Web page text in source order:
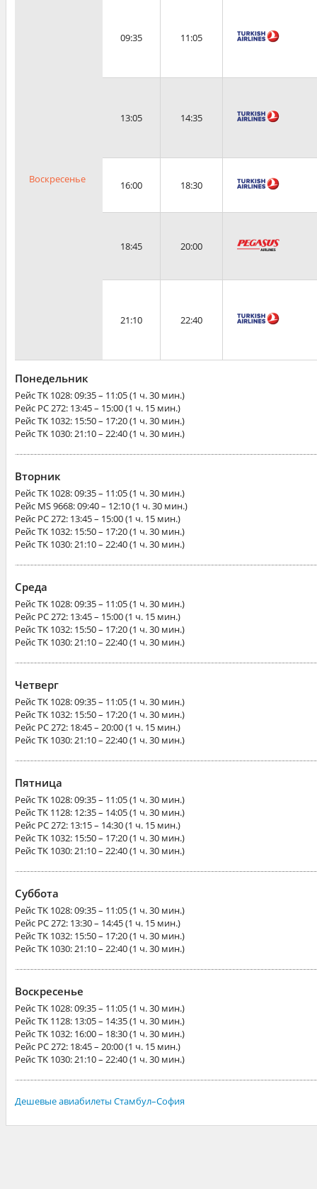
Воскресенье
09:35 11:05
13:05 14:35
16:00 18:30
18:45 20:00
21:10 22:40
Понедельник
РейсTK 1028: 09:35 – 11:05 (1 ч. 30 мин.)
Рейс PC 272: 13:45 – 15:00 (1 ч. 15 мин.)
РейсTK 1032: 15:50 – 17:20 (1 ч. 30 мин.)
РейсTK 1030: 21:10 – 22:40 (1 ч. 30 мин.)
Вторник
РейсTK 1028: 09:35 – 11:05 (1 ч. 30 мин.)
Рейс MS 9668: 09:40 – 12:10 (1 ч. 30 мин.)
Рейс PC 272: 13:45 – 15:00 (1 ч. 15 мин.)
РейсTK 1032: 15:50 – 17:20 (1 ч. 30 мин.)
РейсTK 1030: 21:10 – 22:40 (1 ч. 30 мин.)
Среда
РейсTK 1028: 09:35 – 11:05 (1 ч. 30 мин.)
Рейс PC 272: 13:45 – 15:00 (1 ч. 15 мин.)
РейсTK 1032: 15:50 – 17:20 (1 ч. 30 мин.)
РейсTK 1030: 21:10 – 22:40 (1 ч. 30 мин.)
Четверг
РейсTK 1028: 09:35 – 11:05 (1 ч. 30 мин.)
РейсTK 1032: 15:50 – 17:20 (1 ч. 30 мин.)
Рейс PC 272: 18:45 – 20:00 (1 ч. 15 мин.)
РейсTK 1030: 21:10 – 22:40 (1 ч. 30 мин.)
Пятница
РейсTK 1028: 09:35 – 11:05 (1 ч. 30 мин.)
РейсTK 1128: 12:35 – 14:05 (1 ч. 30 мин.)
Рейс PC 272: 13:15 – 14:30 (1 ч. 15 мин.)
РейсTK 1032: 15:50 – 17:20 (1 ч. 30 мин.)
РейсTK 1030: 21:10 – 22:40 (1 ч. 30 мин.)
Суббота
РейсTK 1028: 09:35 – 11:05 (1 ч. 30 мин.)
Рейс PC 272: 13:30 – 14:45 (1 ч. 15 мин.)
РейсTK 1032: 15:50 – 17:20 (1 ч. 30 мин.)
РейсTK 1030: 21:10 – 22:40 (1 ч. 30 мин.)
Воскресенье
РейсTK 1028: 09:35 – 11:05 (1 ч. 30 мин.)
РейсTK 1128: 13:05 – 14:35 (1 ч. 30 мин.)
РейсTK 1032: 16:00 – 18:30 (1 ч. 30 мин.)
Рейс PC 272: 18:45 – 20:00 (1 ч. 15 мин.)
РейсTK 1030: 21:10 – 22:40 (1 ч. 30 мин.)
Дешевые авиабилеты Стамбул–София